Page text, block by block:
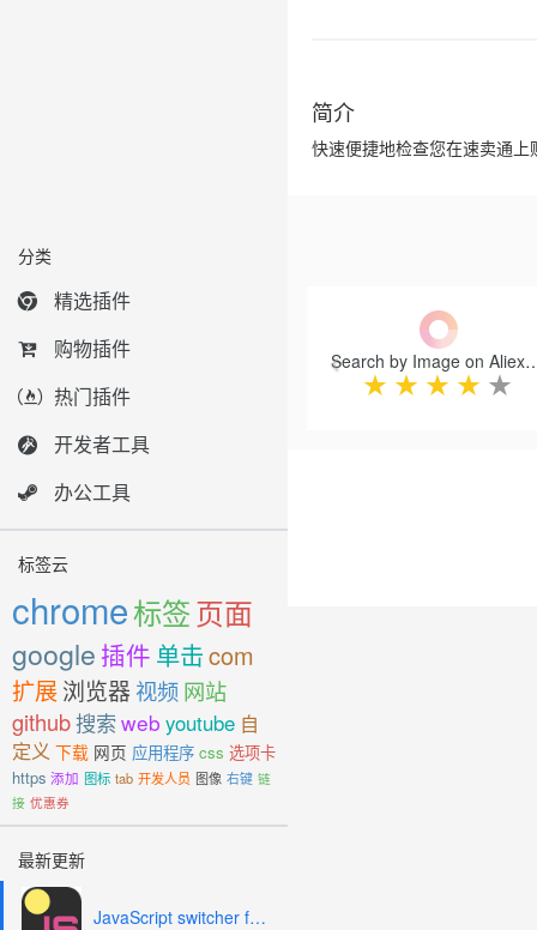
分类
精选插件
购物插件
热门插件
开发者工具
办公工具
标签云
chrome标签页面
google 插件 单击com
扩展浏览器 视频网站
github搜索web youtube 自
定义 下载 网页 应用程序 css 选项卡
https 添加 图标 tab 开发人员 图像 右键 链
接 优惠券
最新更新
JavaScript switcher for SEO and development
简介
快速便捷地检查您在速卖通
Search by
★ ★ ★ ★ ★